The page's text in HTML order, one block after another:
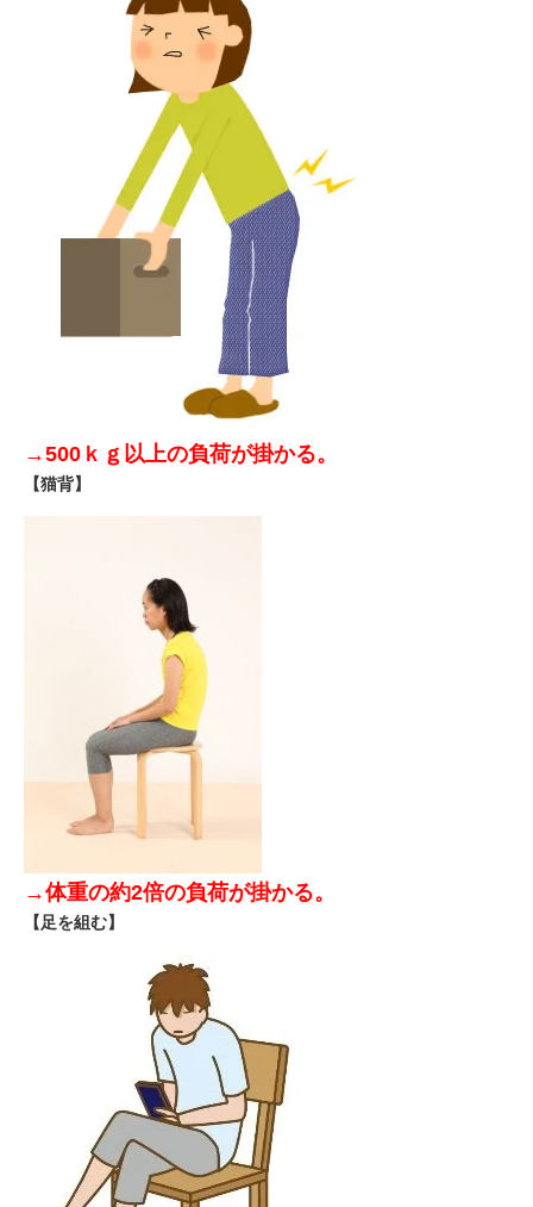
→500ｋｇ以上の負荷が掛かる。
【猫背】
→体重の約2倍の負荷が掛かる。
【足を組む】